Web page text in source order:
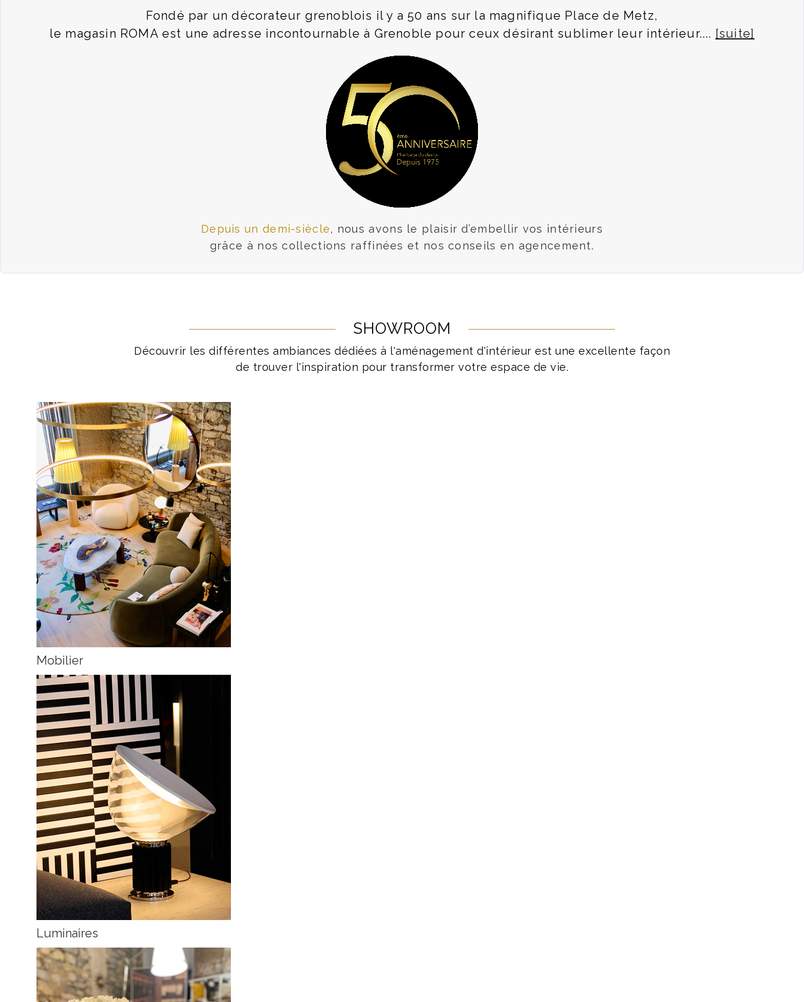
Fondé par un décorateur grenoblois il y a 50 ans sur la magnifique Place de Metz,
le magasin ROMA est une adresse incontournable à Grenoble pour ceux désirant sublimer leur intérieur.... [suite]
Depuis un demi-siècle, nous avons le plaisir d’embellir vos intérieurs
grâce à nos collections raffinées et nos conseils en agencement.
SHOWROOM
Découvrir les différentes ambiances dédiées à l'aménagement d'intérieur est une excellente façon
de trouver l'inspiration pour transformer votre espace de vie.
Mobilier
Luminaires